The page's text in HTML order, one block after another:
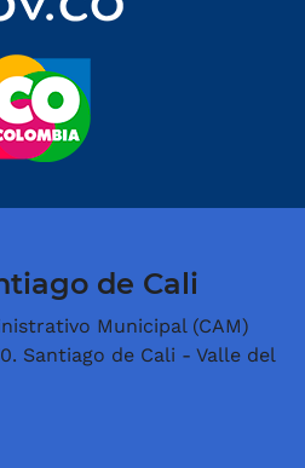
de Cali
Municipal (CAM)
Santiago de Cali - Valle del